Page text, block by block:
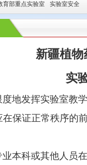
育部重点实验室 实验室安全
新疆植
实
度地发挥实验室教
保证正常秩序的
本科或其他人员